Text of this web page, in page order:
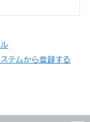
テムから登録する